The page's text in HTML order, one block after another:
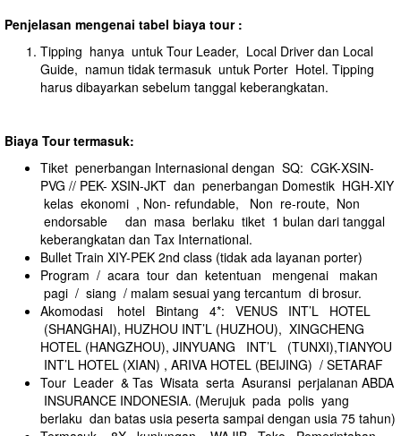
Penjelasan mengenai tabel biaya tour :
Tipping hanya untuk Tour Leader, Local Driver dan Local
Guide, namun tidak termasuk untuk Porter Hotel. Tipping
harus dibayarkan sebelum tanggal keberangkatan.
Biaya Tour termasuk:
Tiket penerbangan Internasional dengan SQ: CGK-XSIN-
PVG // PEK- XSIN-JKT dan penerbangan Domestik HGH-XIY
kelas ekonomi , Non- refundable, Non re-route, Non
endorsable dan masa berlaku tiket 1 bulan dari tanggal
keberangkatan dan Tax International.
Bullet Train XIY-PEK 2nd class (tidak ada layanan porter)
Program / acara tour dan ketentuan mengenai makan
pagi / siang / malam sesuai yang tercantum di brosur.
Akomodasi hotel Bintang 4*: VENUS INT’L HOTEL
(SHANGHAI), HUZHOU INT’L (HUZHOU), XINGCHENG
HOTEL (HANGZHOU), JINYUANG INT’L (TUNXI),TIANYOU
INT’L HOTEL (XIAN) , ARIVA HOTEL (BEIJING) / SETARAF
Tour Leader & Tas Wisata serta Asuransi perjalanan ABDA
INSURANCE INDONESIA. (Merujuk pada polis yang
berlaku dan batas usia peserta sampai dengan usia 75 tahun)